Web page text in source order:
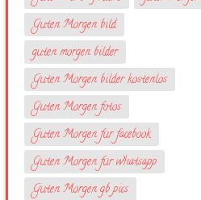
Guten Morgen bild
guten morgen bilder
Guten Morgen bilder kostenlos
Guten Morgen fotos
Guten Morgen für facebook
Guten Morgen für whatsapp
Guten Morgen gb pics